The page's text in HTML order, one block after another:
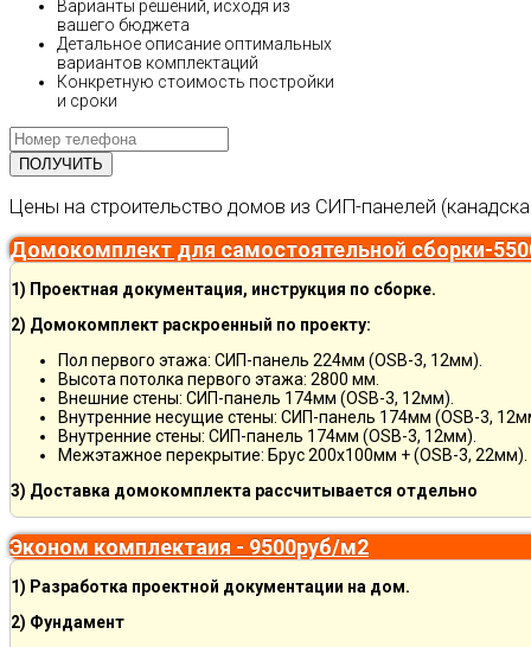
Варианты решений, исходя из
вашего бюджета
Детальное описание оптимальных
вариантов комплектаций
Конкретную стоимость постройки
и сроки
Цены на строительство домов из СИП-панелей
Домокомплект для самостоятельной сборки-
1) Проектная документация, инструкция по сборке.
2) Домокомплект раскроенный по проекту:
Пол первого этажа: СИП-панель 224мм (OSB-3, 12мм).
Высота потолка первого этажа: 2800 мм.
Внешние стены: СИП-панель 174мм (OSB-3, 12мм).
Внутренние несущие стены: СИП-панель 174мм (OSB-3,
Внутренние стены: СИП-панель 174мм (OSB-3, 12мм).
Межэтажное перекрытие: Брус 200х100мм + (OSB-3, 22мм).
3) Доставка домокомплекта рассчитывается отдельно
Эконом комплектаия - 9500руб/м2
1) Разработка проектной документации на дом.
2) Фундамент